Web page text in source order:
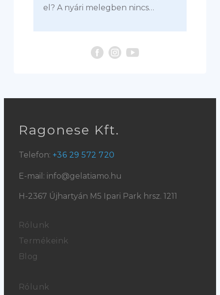
el? A nyári melegben nincs…
Ragonese Kft.
Telefon: +36 29 572 720
E-mail: info@gelatiamo.hu
H-2367 Újhartyán M5 Ipari Park hrsz. 1211
Rólunk
Termékeink
Blog
Rólunk